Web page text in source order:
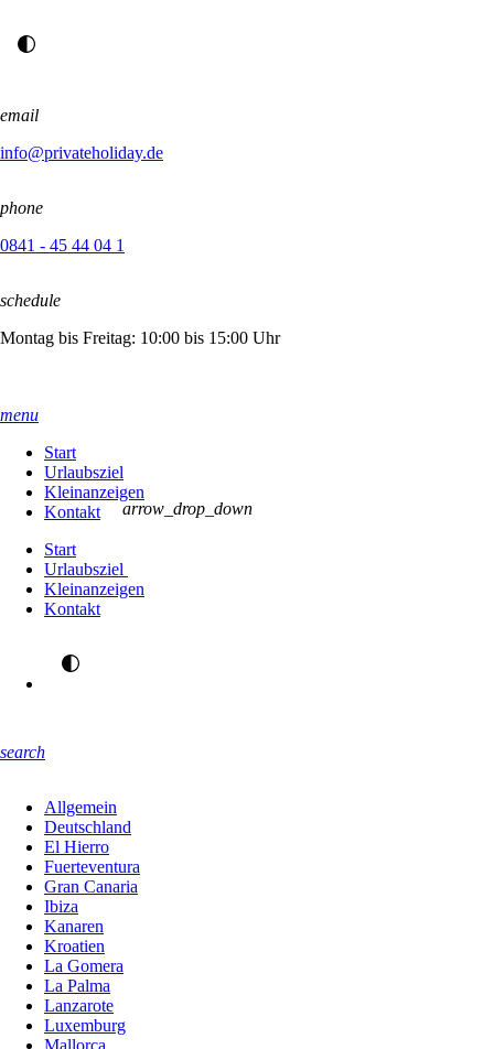
email
info@privateholiday.de
phone
0841 - 45 44 04 1
schedule
Montag bis Freitag: 10:00 bis 15:00 Uhr
menu
Start
Urlaubsziel
Kleinanzeigen
Kontakt
Start
Urlaubsziel
arrow_drop_down
Kleinanzeigen
Kontakt
search
Allgemein
Deutschland
El Hierro
Fuerteventura
Gran Canaria
Ibiza
Kanaren
Kroatien
La Gomera
La Palma
Lanzarote
Luxemburg
Mallorca